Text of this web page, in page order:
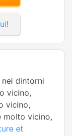
dintorni
vicino,
vicino,
molto vicino,
et